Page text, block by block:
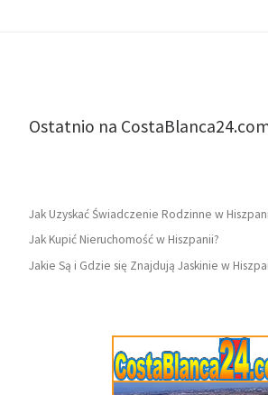
Ostatnio na
Jak Uzyskać Świadczenie Rodzinne w
Jak Kupić Nieruchomość w Hiszpanii?
Jakie Są i Gdzie się Znajdują Jaskinie w